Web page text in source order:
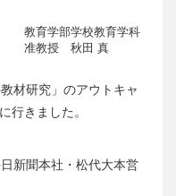
教育学部学校教育学科
准教授 秋田 真
材研究」のアウトキャ
行きました。
新聞本社・松代大本営